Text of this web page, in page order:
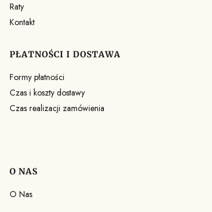
Raty
Kontakt
PŁATNOŚCI I DOSTAWA
Formy płatności
Czas i koszty dostawy
Czas realizacji zamówienia
O NAS
O Nas